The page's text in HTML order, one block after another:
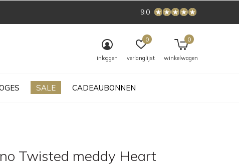
SALE CADEAUBONNEN
inloggen verlanglijst
0
winkelwagen
0
9.0
Twisted meddy Heart